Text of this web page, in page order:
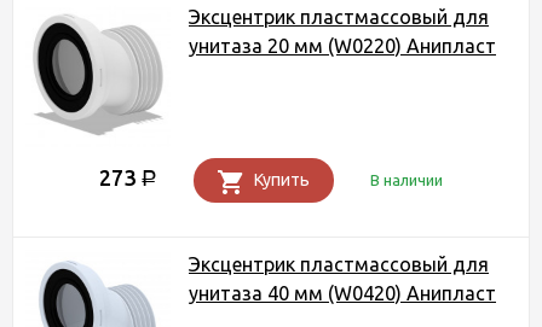
Эксцентрик пластмассовый для
унитаза 20 мм (W0220) Анипласт
273 Р Купить В наличии
Эксцентрик пластмассовый для
унитаза 40 мм (W0420) Анипласт